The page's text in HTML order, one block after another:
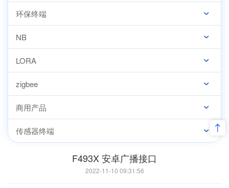
环保终端
NB
LORA
zigbee
商用产品
传感器终端
F493X 安卓广播接口
2022-11-10 09:31:56